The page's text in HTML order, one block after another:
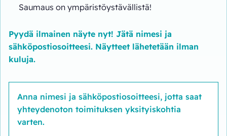
Saumaus on ympäristöystävällistä!
Pyydä ilmainen näyte nyt! Jätä nimesi ja
sähköpostiosoitteesi. Näytteet lähetetään ilman
kuluja.
Anna nimesi ja sähköpostiosoitteesi, jotta saat
yhteydenoton toimituksen yksityiskohtia
varten.